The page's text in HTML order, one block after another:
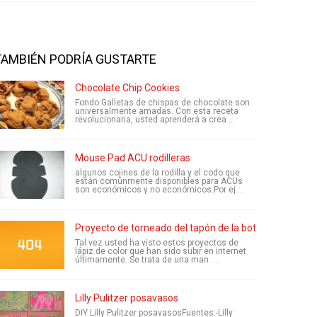
PODRÍA GUSTARTE
Chocolate Chip Cookies
Fondo:Galletas de chispas de chocolate son
universalmente amadas. Con esta receta
revolucionaria, usted aprenderá a crea ...
Mouse Pad ACU rodilleras
algunos cojines de la rodilla y el codo que
están comúnmente disponibles para ACUs
son económicos y no económicos.Por ej ...
Proyecto de torneado del tapón de la botella del lápiz
Tal vez usted ha visto estos proyectos de
lápiz de color que han sido subir en internet
últimamente. Se trata de una man ...
Lilly Pulitzer posavasos
DIY Lilly Pulitzer posavasosFuentes:-Lilly